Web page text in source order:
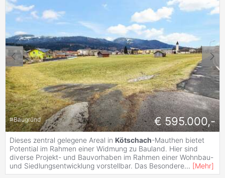
#Baugrund € 595.000,-
Dieses zentral gelegene Areal in Kötschach-Mauthen bietet
Potential im Rahmen einer Widmung zu Bauland. Hier sind
diverse Projekt- und Bauvorhaben im Rahmen einer Wohnbau-
und Siedlungsentwicklung vorstellbar. Das Besondere... [Mehr]